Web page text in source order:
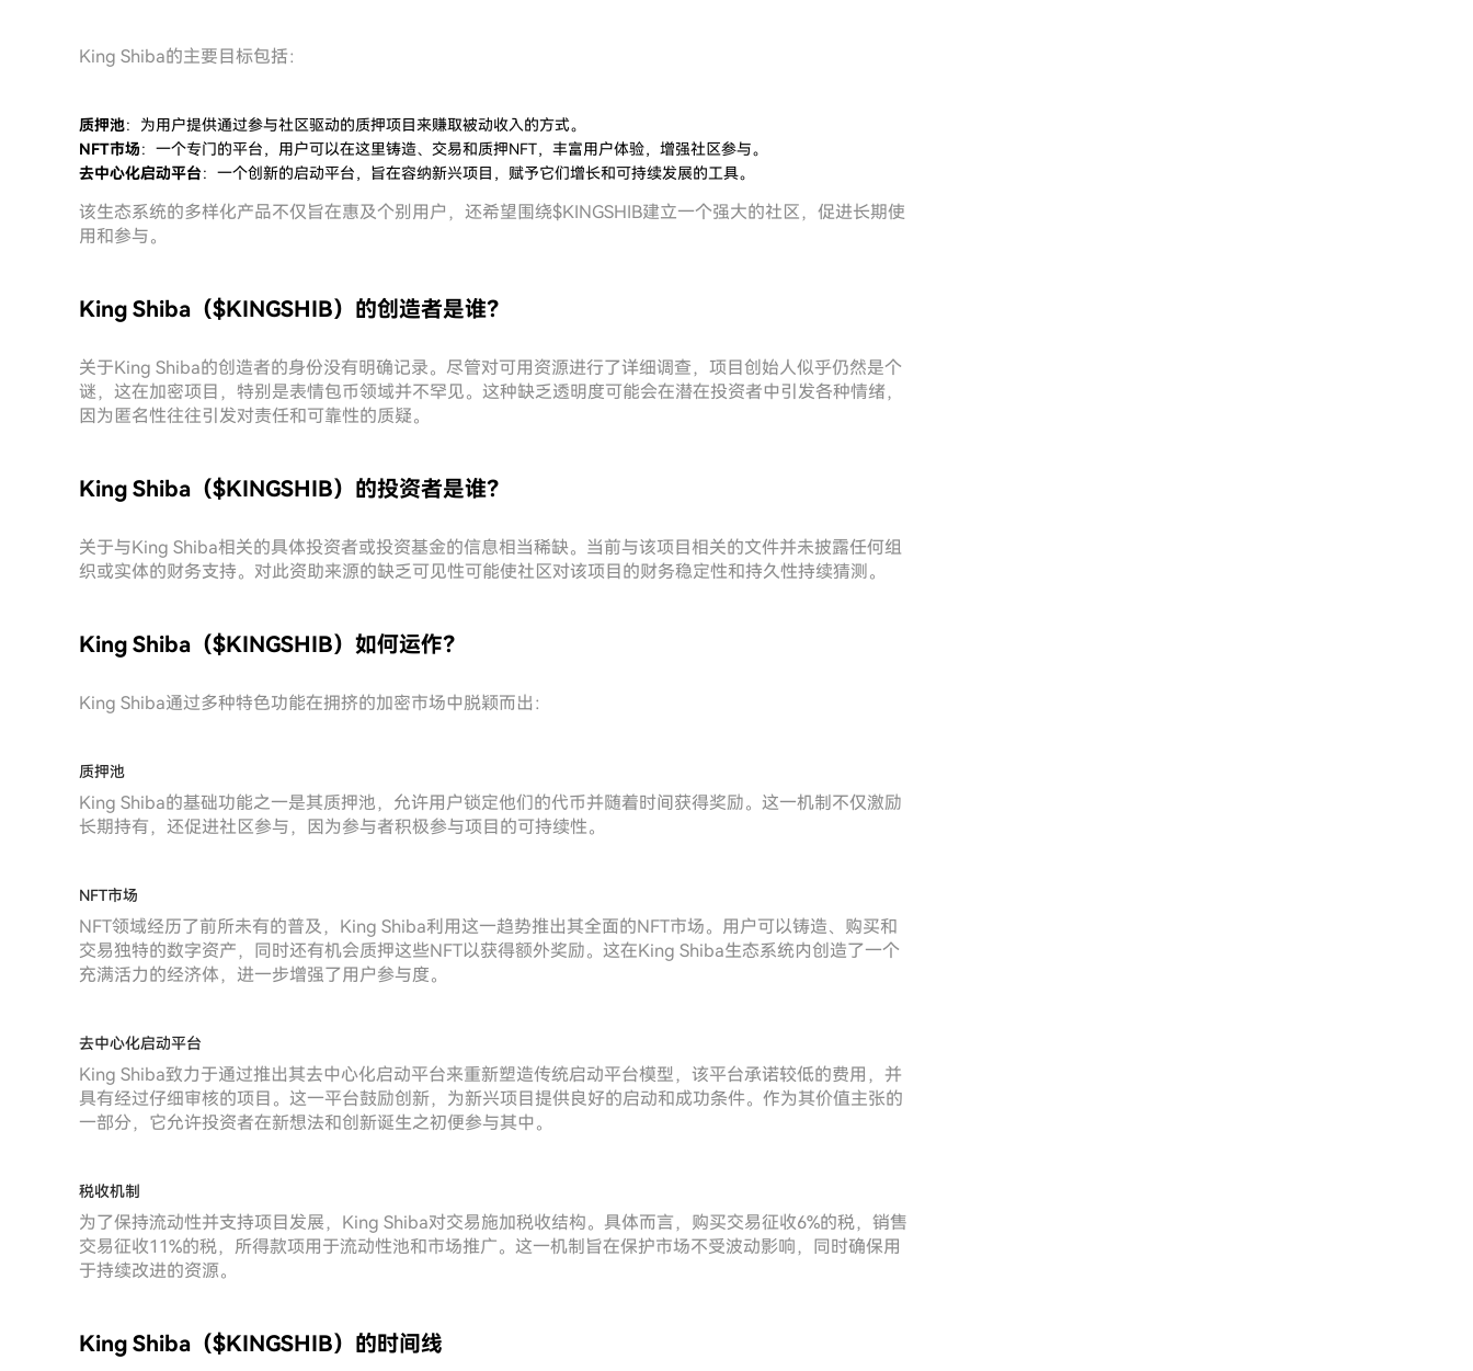
King Shiba的主要目标包括：
质押池：为用户提供通过参与社区驱动的质押项目来赚取被动收入的方式。
NFT市场：一个专门的平台，用户可以在这里铸造、交易和质押NFT，丰富用户体验，增强社区参与。
去中心化启动平台：一个创新的启动平台，旨在容纳新兴项目，赋予它们增长和可持续发展的工具。
该生态系统的多样化产品不仅旨在惠及个别用户，还希望围绕$KINGSHIB建立一个强大的社区，促进长期使
用和参与。
King Shiba（$KINGSHIB）的创造者是谁？
关于King Shiba的创造者的身份没有明确记录。尽管对可用资源进行了详细调查，项目创始人似乎仍然是个
谜，这在加密项目，特别是表情包币领域并不罕见。这种缺乏透明度可能会在潜在投资者中引发各种情绪，
因为匿名性往往引发对责任和可靠性的质疑。
King Shiba（$KINGSHIB）的投资者是谁？
关于与King Shiba相关的具体投资者或投资基金的信息相当稀缺。当前与该项目相关的文件并未披露任何组
织或实体的财务支持。对此资助来源的缺乏可见性可能使社区对该项目的财务稳定性和持久性持续猜测。
King Shiba（$KINGSHIB）如何运作？
King Shiba通过多种特色功能在拥挤的加密市场中脱颖而出：
质押池
King Shiba的基础功能之一是其质押池，允许用户锁定他们的代币并随着时间获得奖励。这一机制不仅激励
长期持有，还促进社区参与，因为参与者积极参与项目的可持续性。
NFT市场
NFT领域经历了前所未有的普及，King Shiba利用这一趋势推出其全面的NFT市场。用户可以铸造、购买和
交易独特的数字资产，同时还有机会质押这些NFT以获得额外奖励。这在King Shiba生态系统内创造了一个
充满活力的经济体，进一步增强了用户参与度。
去中心化启动平台
King Shiba致力于通过推出其去中心化启动平台来重新塑造传统启动平台模型，该平台承诺较低的费用，并
具有经过仔细审核的项目。这一平台鼓励创新，为新兴项目提供良好的启动和成功条件。作为其价值主张的
一部分，它允许投资者在新想法和创新诞生之初便参与其中。
税收机制
为了保持流动性并支持项目发展，King Shiba对交易施加税收结构。具体而言，购买交易征收6%的税，销售
交易征收11%的税，所得款项用于流动性池和市场推广。这一机制旨在保护市场不受波动影响，同时确保用
于持续改进的资源。
King Shiba（$KINGSHIB）的时间线